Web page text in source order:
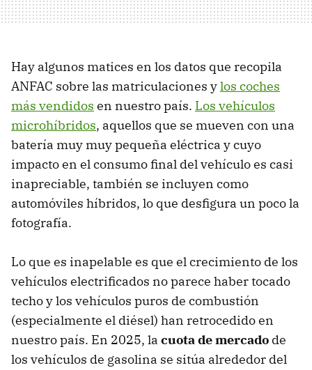
Hay algunos matices en los datos que recopila
ANFAC sobre las matriculaciones ylos coches
más vendidos en nuestro país. Los vehículos
microhíbridos, aquellos que se mueven con una
batería muy muy pequeña eléctrica y cuyo
impacto en el consumo final del vehículo es casi
inapreciable, también se incluyen como
automóviles híbridos, lo que desfigura un poco la
fotografía.
Lo que es inapelable es que el crecimiento de los
vehículos electrificados no parece haber tocado
techo y los vehículos puros de combustión
(especialmente el diésel) han retrocedido en
nuestro país. En 2025, la cuota de mercado de
los vehículos de gasolina se sitúa alrededor del